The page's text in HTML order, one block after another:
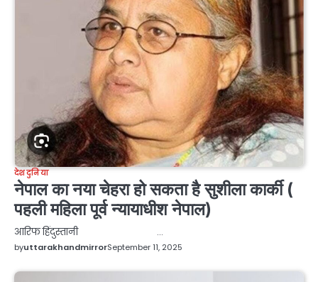
देश दुनिया
नेपाल का नया चेहरा हो सकता है सुशीला कार्की (
पहली महिला पूर्व न्यायाधीश नेपाल)
आरिफ हिंदुस्तानी …
byuttarakhandmirrorSeptember 11, 2025